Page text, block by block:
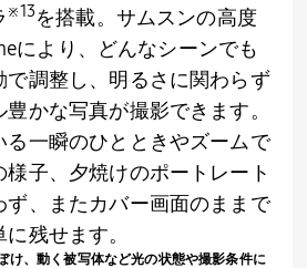
※13を搭載。サムスンの高度
により、どんなシーンでも
で調整し、明るさに関わらず
かな写真が撮影できます。
る一瞬のひとときやズームで
様子、夕焼けのポートレート
ず、またカバー画面のままで
残せます。
け、動く被写体など光の状態や撮影条件に